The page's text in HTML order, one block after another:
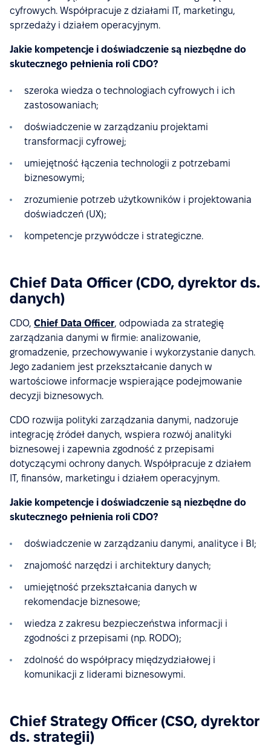
cyfrowych. Współpracuje z działami IT, marketingu,
sprzedaży i działem operacyjnym.
Jakie kompetencje i doświadczenie są niezbędne do
skutecznego pełnienia roli CDO?
szeroka wiedza o technologiach cyfrowych i ich
zastosowaniach;
doświadczenie w zarządzaniu projektami
transformacji cyfrowej;
umiejętność łączenia technologii z potrzebami
biznesowymi;
zrozumienie potrzeb użytkowników i projektowania
doświadczeń (UX);
kompetencje przywódcze i strategiczne.
Chief Data Officer (CDO, dyrektor ds.
danych)
CDO, Chief Data Officer, odpowiada za strategię
zarządzania danymi w firmie: analizowanie,
gromadzenie, przechowywanie i wykorzystanie danych.
Jego zadaniem jest przekształcanie danych w
wartościowe informacje wspierające podejmowanie
decyzji biznesowych.
CDO rozwija polityki zarządzania danymi, nadzoruje
integrację źródeł danych, wspiera rozwój analityki
biznesowej i zapewnia zgodność z przepisami
dotyczącymi ochrony danych. Współpracuje z działem
IT, finansów, marketingu i działem operacyjnym.
Jakie kompetencje i doświadczenie są niezbędne do
skutecznego pełnienia roli CDO?
doświadczenie w zarządzaniu danymi, analityce i BI;
znajomość narzędzi i architektury danych;
umiejętność przekształcania danych w
rekomendacje biznesowe;
wiedza z zakresu bezpieczeństwa informacji i
zgodności z przepisami (np. RODO);
zdolność do współpracy międzydziałowej i
komunikacji z liderami biznesowymi.
Chief Strategy Officer (CSO, dyrektor
ds. strategii)